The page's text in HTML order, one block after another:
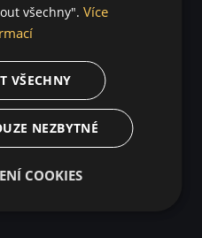
všechny". Více
VŠECHNY
NEZBYTNÉ
COOKIES